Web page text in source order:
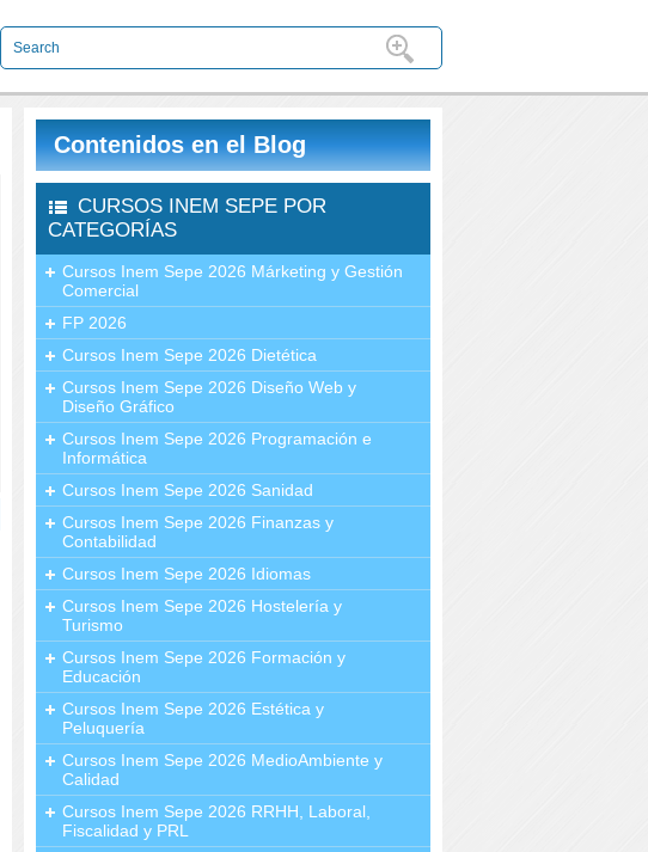
Contenidos en el Blog
CURSOS INEM SEPE POR
CATEGORÍAS
Cursos Inem Sepe 2026 Márketing y Gestión
Comercial
FP 2026
Cursos Inem Sepe 2026 Dietética
Cursos Inem Sepe 2026 Diseño Web y
Diseño Gráfico
Cursos Inem Sepe 2026 Programación e
Informática
Cursos Inem Sepe 2026 Sanidad
Cursos Inem Sepe 2026 Finanzas y
Contabilidad
Cursos Inem Sepe 2026 Idiomas
Cursos Inem Sepe 2026 Hostelería y
Turismo
Cursos Inem Sepe 2026 Formación y
Educación
Cursos Inem Sepe 2026 Estética y
Peluquería
Cursos Inem Sepe 2026 MedioAmbiente y
Calidad
Cursos Inem Sepe 2026 RRHH, Laboral,
Fiscalidad y PRL